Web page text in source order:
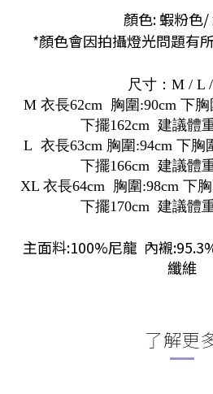
顏色:蝦粉色/
*顏色會因拍攝燈光問題有
尺寸：M / L
M 衣長62cm 胸圍:90cm 下胸
下擺162cm 建議體
L 衣長63cm 胸圍:94cm 下胸
下擺166cm 建議體
XL 衣長64cm 胸圍:98cm 下
下擺170cm 建議體
主面料:100%尼龍 內襯
纖維
了解更